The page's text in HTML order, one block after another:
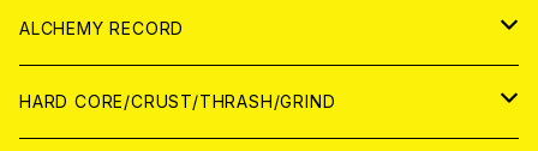
PATCH
アナログ
ALCHEMY RECORD
CD
HARD CORE/CRUST/THRASH/GRIND